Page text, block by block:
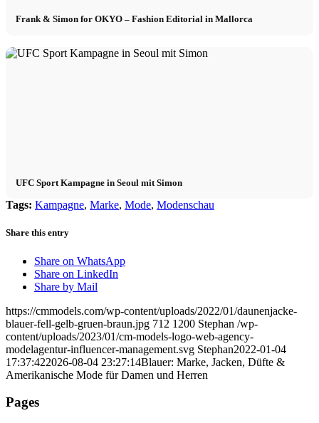
Frank & Simon for OKYO – Fashion Editorial in Mallorca
UFC Sport Kampagne in Seoul mit Simon
Tags: Kampagne, Marke, Mode, Modenschau
Share this entry
Share on WhatsApp
Share on LinkedIn
Share by Mail
https://cmmodels.com/wp-content/uploads/2022/01/daunenjacke-
blauer-fell-gelb-gruen-braun.jpg 712 1200 Stephan /wp-
content/uploads/2023/01/cm-models-logo-web-agency-
modelagentur-influencer-management.svg Stephan2022-01-04
17:37:422026-08-04 23:27:14Blauer: Marke, Jacken, Düfte &
Amerikanische Mode für Damen und Herren
Pages